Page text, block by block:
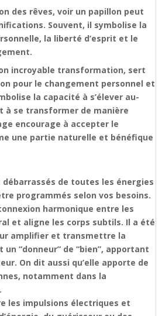
des rêves, voir un papillon peut
Souvent, il symbolise la
la liberté d’esprit et le
incroyable transformation, sert
pour le changement personnel et
la capacité à s’élever au-
à se transformer de manière
encourage à accepter le
une partie naturelle et bénéfique
de toutes les énergies
programmés selon vos besoins.
harmonique entre les
et aligne les corps subtils. Il a été
amplifier et transmettre la
un “donneur” de “bien”, apportant
On dit aussi qu’elle apporte de
notamment dans la
les impulsions électriques et